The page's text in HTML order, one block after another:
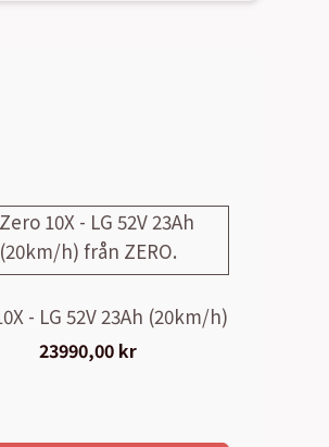
- LG 52V 23Ah (20km/h)
23990,00 kr